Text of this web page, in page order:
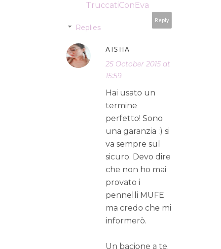
TruccatiConEva
Reply
Replies
AISHA
25 October 2015 at
15:59
Hai usato un
termine
perfetto! Sono
una garanzia :) si
va sempre sul
sicuro. Devo dire
che non ho mai
provato i
pennelli MUFE
ma credo che mi
informerò.
Un bacione a te.